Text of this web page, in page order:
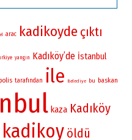
arac kadikoyde çıktı
yangın Kadıköy’de İstanbul
tarafından ile Belediye bu baskan
kaza Kadıköy
kadikoy öldü